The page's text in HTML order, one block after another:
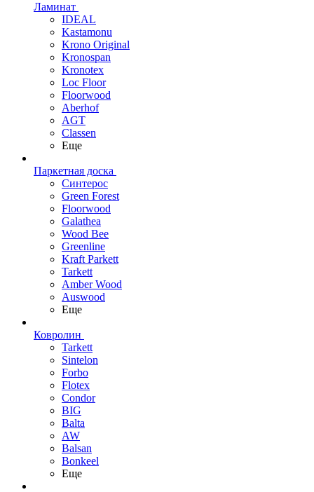
Ламинат
IDEAL
Kastamonu
Krono Original
Kronospan
Kronotex
Loc Floor
Floorwood
Aberhof
AGT
Classen
Еще
Паркетная доска
Синтерос
Green Forest
Floorwood
Galathea
Wood Bee
Greenline
Kraft Parkett
Tarkett
Amber Wood
Auswood
Еще
Ковролин
Tarkett
Sintelon
Forbo
Flotex
Condor
BIG
Balta
AW
Balsan
Bonkeel
Еще